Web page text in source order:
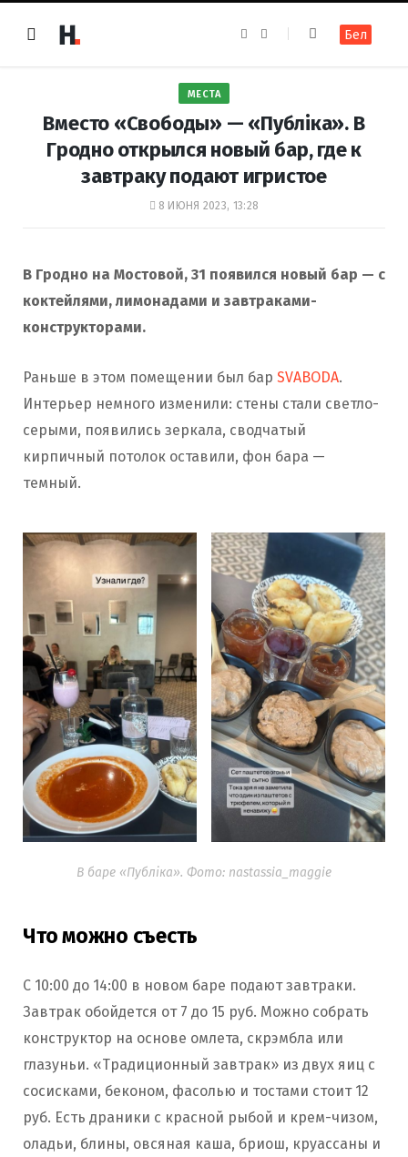
e
k
t
a
m
Бел
МЕСТА
Вместо «Свободы» — «Публіка». В
Гродно открылся новый бар, где к
завтраку подают игристое
8 ИЮНЯ 2023, 13:28
В Гродно на Мостовой, 31 появился новый бар — с
коктейлями, лимонадами и завтраками-
конструкторами.
Раньше в этом помещении был бар SVABODA.
Интерьер немного изменили: стены стали светло-
серыми, появились зеркала, сводчатый
кирпичный потолок оставили, фон бара —
темный.
В баре «Публіка». Фото: nastassia_maggie
Что можно съесть
С 10:00 до 14:00 в новом баре подают завтраки.
Завтрак обойдется от 7 до 15 руб. Можно собрать
конструктор на основе омлета, скрэмбла или
глазуньи. «Традиционный завтрак» из двух яиц с
сосисками, беконом, фасолью и тостами стоит 12
руб. Есть драники с красной рыбой и крем-чизом,
оладьи, блины, овсяная каша, бриош, круассаны и